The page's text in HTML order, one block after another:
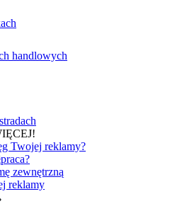
handlowych
Twojej reklamy?
zewnętrzną
reklamy